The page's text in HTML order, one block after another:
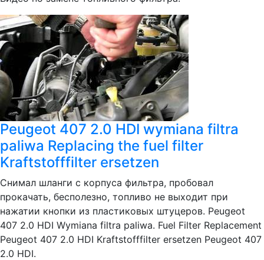
Peugeot 407 2.0 HDI wymiana filtra
paliwa Replacing the fuel filter
Kraftstofffilter ersetzen
Снимал шланги с корпуса фильтра, пробовал
прокачать, бесполезно, топливо не выходит при
нажатии кнопки из пластиковых штуцеров. Peugeot
407 2.0 HDI Wymiana filtra paliwa. Fuel Filter Replacement
Peugeot 407 2.0 HDI Kraftstofffilter ersetzen Peugeot 407
2.0 HDI.